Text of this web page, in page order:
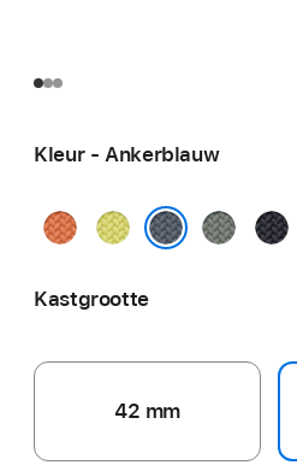
Kleur - Ankerblauw
KurkumaNeongeel Groengrijs
Kastgrootte
42 mm